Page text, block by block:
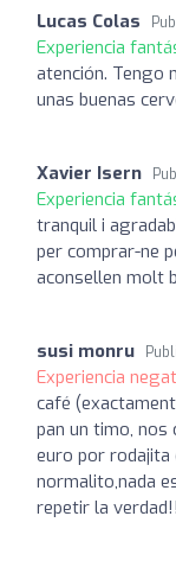
Lucas Colas
Experiencia
atención. Tengo
unas buenas
Xavier Isern
Experiencia
tranquil i
per comprar-ne
aconsellen molt
susi monru
Experiencia
café
pan un timo,
euro por
normalito,nada
repetir la verdad!!